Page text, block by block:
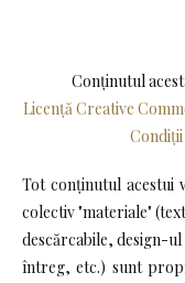
Conținutul
Licență Creative
Tot conținutul acestui
colectiv "materiale"
descărcabile, design-
întreg, etc.) sunt